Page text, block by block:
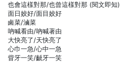
也會這樣對那/也曾這樣對那 (閱文即知)
面日姣好/面目姣好
鹵菜/滷菜
吶喊看由/吶喊著由
大快亮了/天快亮了
心巾一急/心中一急
眥牙一笑/齜牙一笑